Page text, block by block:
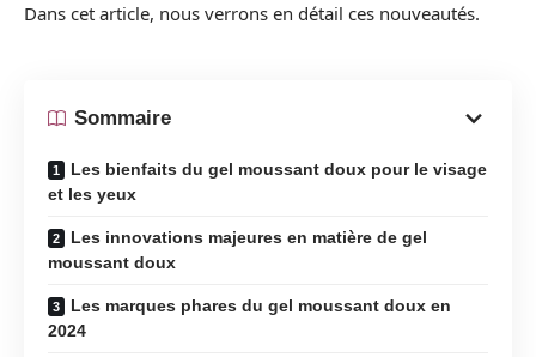
Dans cet article, nous verrons en détail ces nouveautés.
Sommaire
Les bienfaits du gel moussant doux pour le visage
et les yeux
Les innovations majeures en matière de gel
moussant doux
Les marques phares du gel moussant doux en
2024